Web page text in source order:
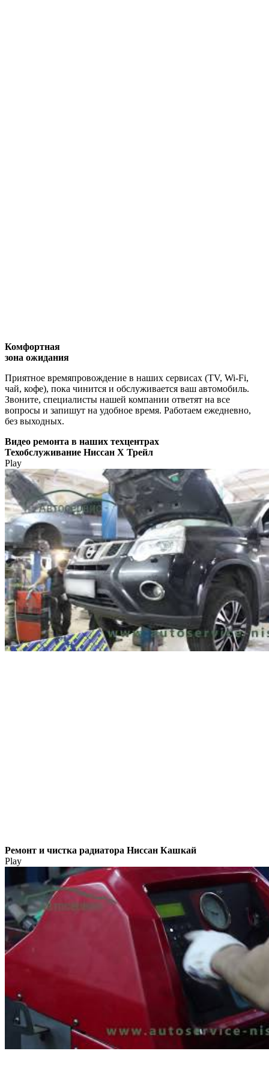
Комфортная
зона ожидания
Приятное времяпровождение в наших сервисах (TV, Wi-Fi,
чай, кофе), пока чинится и обслуживается ваш автомобиль.
Звоните, специалисты нашей компании ответят на все
вопросы и запишут на удобное время. Работаем ежедневно,
без выходных.
Видео ремонта в наших техцентрах
Техобслуживание Ниссан Х Трейл
Play
Ремонт и чистка радиатора Ниссан Кашкай
Play